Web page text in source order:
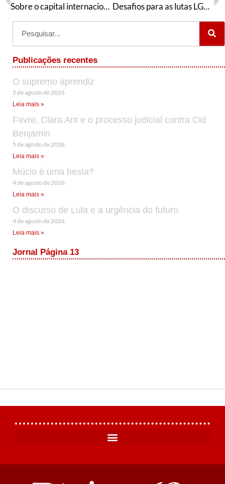
Sobre o capital internacional na Companhia Vale do Rio Doce Desafios para as lutas LGBTQIA+ em tempos de ofensivas fascistas, ultra neoliberais e imperialistas
Publicações recentes
O supremo aprendiz
5 de agosto de 2026
Leia mais »
Favre, Clara Ant e o processo judicial contra Cid
Benjamin
5 de agosto de 2026
Leia mais »
Múcio é uma besta?
4 de agosto de 2026
Leia mais »
O discurso de Lula e a urgência do futuro
4 de agosto de 2026
Leia mais »
Jornal Página 13